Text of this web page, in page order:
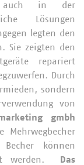
auch in der
Lösungen
legten den
Sie zeigten den
repariert
Durch
sondern
von
marketing gmbh
Mehrwegbecher
können
werden.
Das